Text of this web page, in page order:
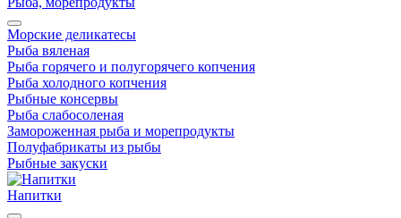
Морские деликатесы
Рыба вяленая
Рыба горячего и полугорячего копчения
Рыба холодного копчения
Рыбные консервы
Рыба слабосоленая
Замороженная рыба и морепродукты
Полуфабрикаты из рыбы
Рыбные закуски
Напитки